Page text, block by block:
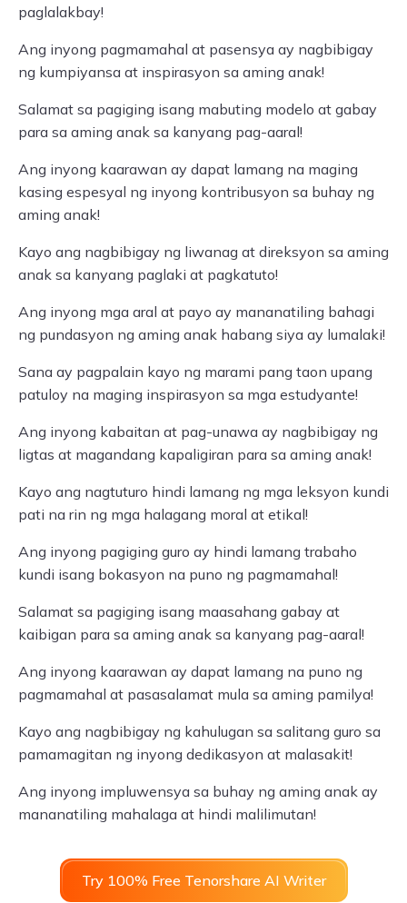
paglalakbay!
Ang inyong pagmamahal at pasensya ay nagbibigay
ng kumpiyansa at inspirasyon sa aming anak!
Salamat sa pagiging isang mabuting modelo at gabay
para sa aming anak sa kanyang pag-aaral!
Ang inyong kaarawan ay dapat lamang na maging
kasing espesyal ng inyong kontribusyon sa buhay ng
aming anak!
Kayo ang nagbibigay ng liwanag at direksyon sa aming
anak sa kanyang paglaki at pagkatuto!
Ang inyong mga aral at payo ay mananatiling bahagi
ng pundasyon ng aming anak habang siya ay lumalaki!
Sana ay pagpalain kayo ng marami pang taon upang
patuloy na maging inspirasyon sa mga estudyante!
Ang inyong kabaitan at pag-unawa ay nagbibigay ng
ligtas at magandang kapaligiran para sa aming anak!
Kayo ang nagtuturo hindi lamang ng mga leksyon kundi
pati na rin ng mga halagang moral at etikal!
Ang inyong pagiging guro ay hindi lamang trabaho
kundi isang bokasyon na puno ng pagmamahal!
Salamat sa pagiging isang maasahang gabay at
kaibigan para sa aming anak sa kanyang pag-aaral!
Ang inyong kaarawan ay dapat lamang na puno ng
pagmamahal at pasasalamat mula sa aming pamilya!
Kayo ang nagbibigay ng kahulugan sa salitang guro sa
pamamagitan ng inyong dedikasyon at malasakit!
Ang inyong impluwensya sa buhay ng aming anak ay
mananatiling mahalaga at hindi malilimutan!
Try 100% Free Tenorshare AI Writer